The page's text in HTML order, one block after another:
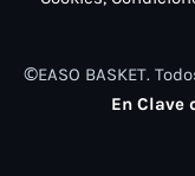
©EASO BASKET.
En Clave